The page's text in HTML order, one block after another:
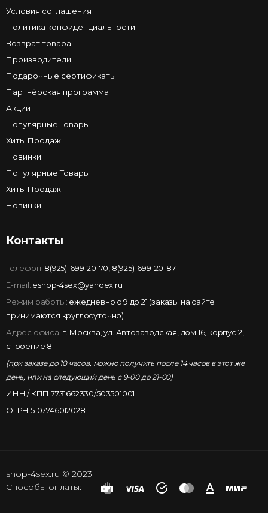
Условия соглашения
Политика конфиденциальности
Возврат товара
Производители
Подарочные сертификаты
Партнёрская программа
Акции
Популярные Товары
Хиты Продаж
Новинки
Популярные Товары
Хиты Продаж
Новинки
Контакты
Телефон: 8(925)-699-20-70 8(925)-699-20-87
E-mail: eshop-4sex@yandex.ru
Режим работы: ежедневно с 9 до 21 (заказы на сайте
принимаются круглосуточно)
Адрес офиса: г. Москва, ул. Автозаводская, дом 16, корпус 2,
строение 8
(при заказе до 10 часов, можно получить после 14 часов в этот же
день, или на следующий день с 9-00 до 21-00)
ИНН / КПП 7731662330/503501001
ОГРН 5107746012028
shop-4sex.ru © 2023
Способы оплаты: